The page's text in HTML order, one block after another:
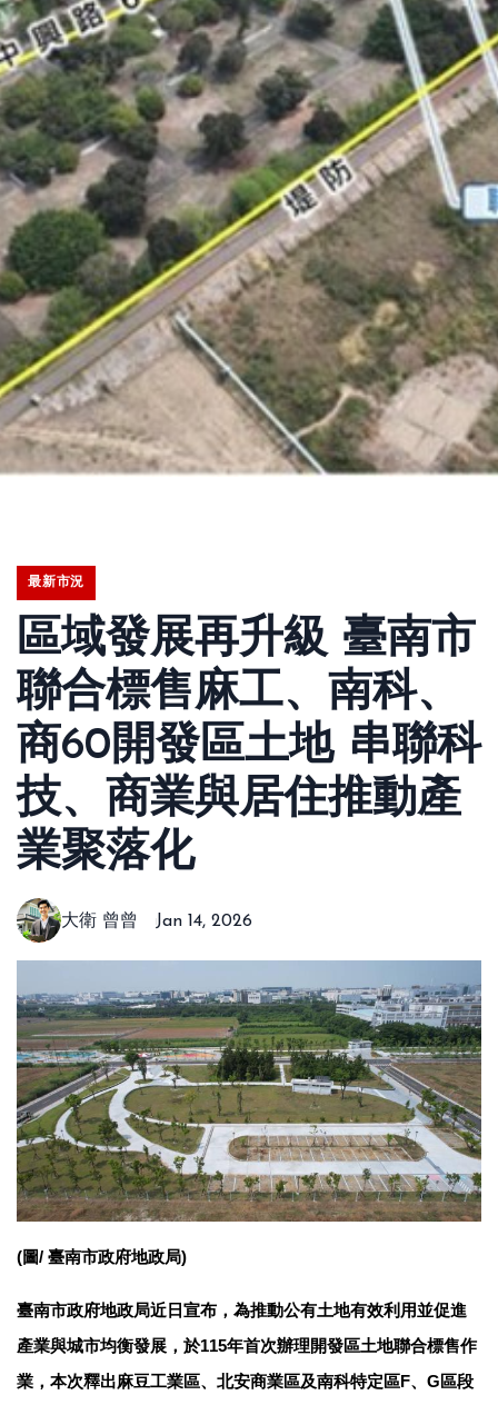
最新市況
區域發展再升級 臺南市
聯合標售麻工、南科、
商60開發區土地 串聯科
技、商業與居住推動產
業聚落化
大衛 曾曾 Jan 14, 2026
(圖/ 臺南市政府地政局)
臺南市政府地政局近日宣布，為推動公有土地有效利用並促進
產業與城市均衡發展，於115年首次辦理開發區土地聯合標售作
業，本次釋出麻豆工業區、北安商業區及南科特定區F、G區段